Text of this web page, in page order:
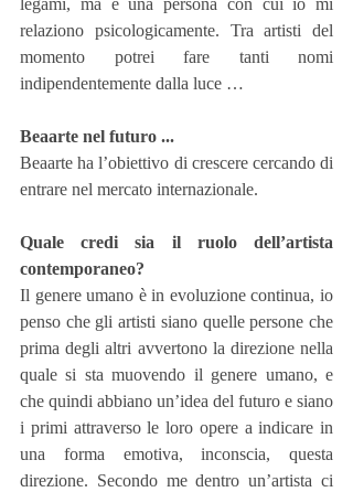
legami, ma è una persona con cui io mi
relaziono psicologicamente. Tra artisti del
momento potrei fare tanti nomi
indipendentemente dalla luce …
Beaarte nel futuro ...
Beaarte ha l’obiettivo di crescere cercando di
entrare nel mercato internazionale.
Quale credi sia il ruolo dell’artista
contemporaneo?
Il genere umano è in evoluzione continua, io
penso che gli artisti siano quelle persone che
prima degli altri avvertono la direzione nella
quale si sta muovendo il genere umano, e
che quindi abbiano un’idea del futuro e siano
i primi attraverso le loro opere a indicare in
una forma emotiva, inconscia, questa
direzione. Secondo me dentro un’artista ci